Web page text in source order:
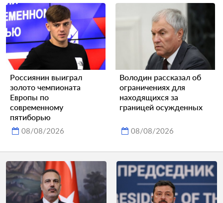
Россиянин выиграл
золото чемпионата
Европы по
современному
пятиборью
08/08/2026
Володин рассказал об
ограничениях для
находящихся за
границей осужденных
08/08/2026